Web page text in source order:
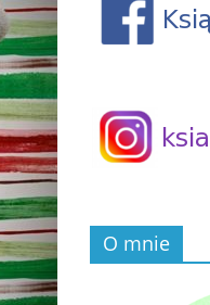
O mnie